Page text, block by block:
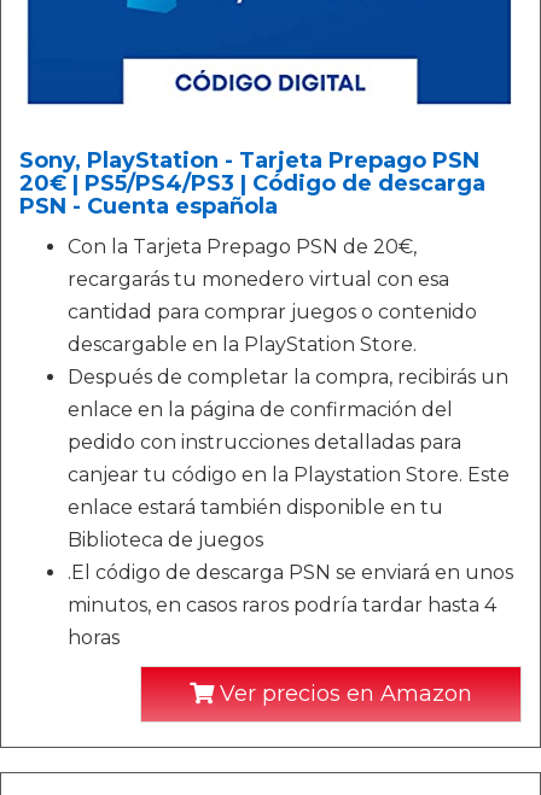
Sony, PlayStation - Tarjeta Prepago PSN
20€ | PS5/PS4/PS3 | Código de descarga
PSN - Cuenta española
Con la Tarjeta Prepago PSN de 20€,
recargarás tu monedero virtual con esa
cantidad para comprar juegos o contenido
descargable en la PlayStation Store.
Después de completar la compra, recibirás un
enlace en la página de confirmación del
pedido con instrucciones detalladas para
canjear tu código en la Playstation Store. Este
enlace estará también disponible en tu
Biblioteca de juegos
.El código de descarga PSN se enviará en unos
minutos, en casos raros podría tardar hasta 4
horas
Ver precios en Amazon